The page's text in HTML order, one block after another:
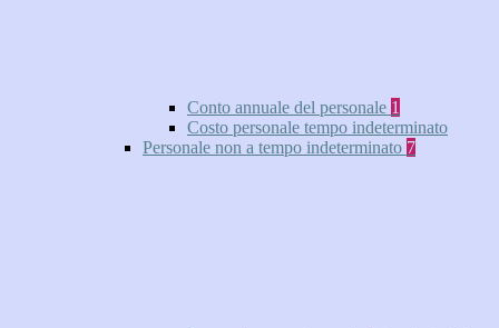
Conto annuale del personale 1
Costo personale tempo indeterminato
Personale non a tempo indeterminato 7